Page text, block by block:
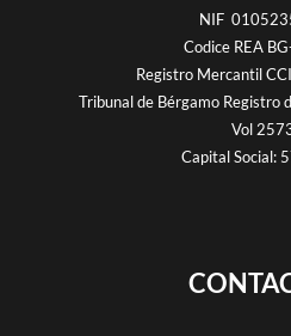
NIF
Codice REA
Registro Mercantil
Tribunal de Bérgamo Registro
Vol
Capital Social: